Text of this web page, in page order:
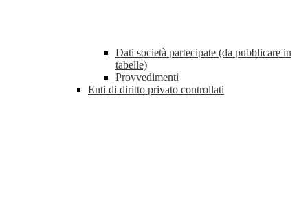
Dati società partecipate (da pubblicare in
tabelle)
Provvedimenti
Enti di diritto privato controllati